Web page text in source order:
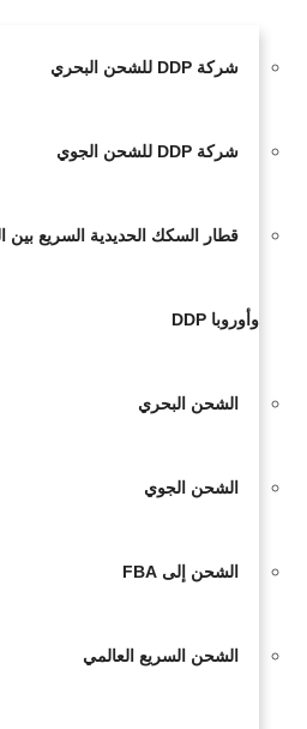
شركة DDP للشحن البحري
شركة DDP للشحن الجوي
قطار السكك الحديدية السريع بين
وأوروبا DDP
الشحن البحري
الشحن الجوي
الشحن إلى FBA
الشحن السريع العالمي